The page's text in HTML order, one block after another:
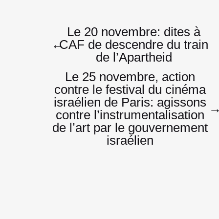
Navigation
de
l’article
←
Le 20 novembre: dites à
CAF de descendre du train
de l’Apartheid
Le 25 novembre, action
contre le festival du cinéma
israélien de Paris: agissons
contre l’instrumentalisation
de l’art par le gouvernement
israélien
→